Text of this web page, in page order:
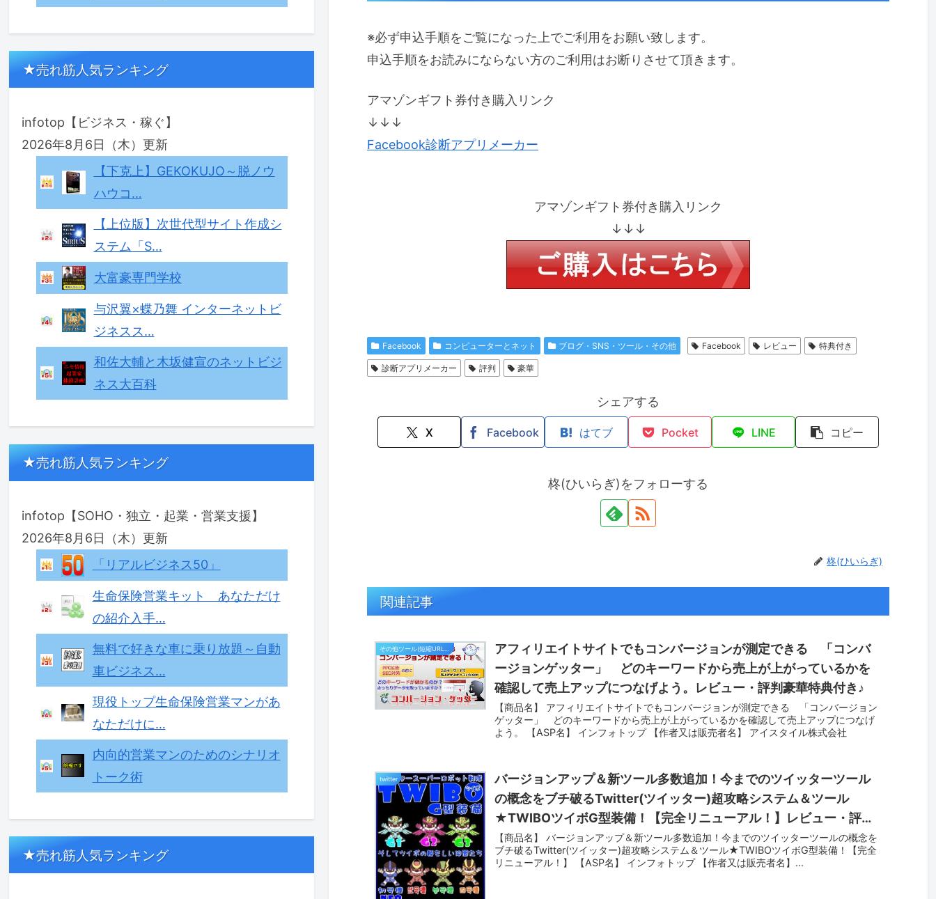
※必ず申込手順をご覧になった上でご利用をお願い致します。
申込手順をお読みにならない方のご利用はお断りさせて頂きます。
アマゾンギフト券付き購入リンク
↓↓↓
Facebook診断アプリメーカー
アマゾンギフト券付き購入リンク
↓↓↓
Facebook コンピューターとネット ブログ・SNS・ツール・その他 Facebook レビュー 特典付き
診断アプリメーカー 評判 豪華
シェアする
X Facebook はてブ Pocket LINE コピー
柊(ひいらぎ)をフォローする
柊(ひいらぎ)
関連記事
アフィリエイトサイトでもコンバージョンが測定できる 「コンバ
ージョンゲッター」 どのキーワードから売上が上がっているかを
確認して売上アップにつなげよう。レビュー・評判豪華特典付き♪
【商品名】 アフィリエイトサイトでもコンバージョンが測定できる 「コンバージョン
ゲッター」 どのキーワードから売上が上がっているかを確認して売上アップにつなげ
よう。 【ASP名】 インフォトップ 【作者又は販売者名】 アイスタイル株式会社
twitter
バージョンアップ＆新ツール多数追加！今までのツイッターツール
の概念をブチ破るTwitter(ツイッター)超攻略システム＆ツール
★TWIBOツイボG型装備！【完全リニューアル！】レビュー・評判
豪華特典付き♪
【商品名】 バージョンアップ＆新ツール多数追加！今までのツイッターツールの概念を
ブチ破るTwitter(ツイッター)超攻略システム＆ツール★TWIBOツイボG型装備！【完全
リニューアル！】 【ASP名】 インフォトップ 【作者又は販売者名】...
★売れ筋人気ランキング
infotop【ビジネス・稼ぐ】
2026年8月6日（木）更新
【下克上】GEKOKUJO～脱ノウ
ハウコ…
【上位版】次世代型サイト作成シ
ステム「S…
大富豪専門学校
与沢翼×蝶乃舞 インターネットビ
ジネスス…
和佐大輔と木坂健宣のネットビジ
ネス大百科
★売れ筋人気ランキング
infotop【SOHO・独立・起業・営業支援】
2026年8月6日（木）更新
「リアルビジネス50」
生命保険営業キット あなただけ
の紹介入手…
無料で好きな車に乗り放題～自動
車ビジネス…
現役トップ生命保険営業マンがあ
なただけに…
内向的営業マンのためのシナリオ
トーク術
★売れ筋人気ランキング